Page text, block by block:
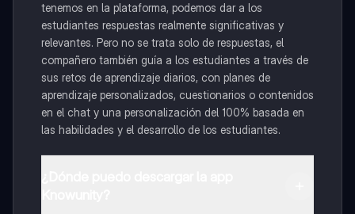
tenemos en la plataforma, podemos dar a los
estudiantes respuestas realmente significativas y
relevantes. Pero no se trata solo de respuestas, el
compañero también guía a los estudiantes a través de
sus retos de aprendizaje diarios, con planes de
aprendizaje personalizados, cuestionarios o contenidos
en el chat y una personalización del 100% basada en
las habilidades y el desarrollo de los estudiantes.